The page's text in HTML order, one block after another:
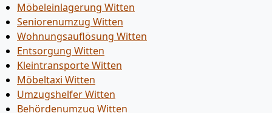
Möbeleinlagerung Witten
Seniorenumzug Witten
Wohnungsauflösung Witten
Entsorgung Witten
Kleintransporte Witten
Möbeltaxi Witten
Umzugshelfer Witten
Behördenumzug Witten